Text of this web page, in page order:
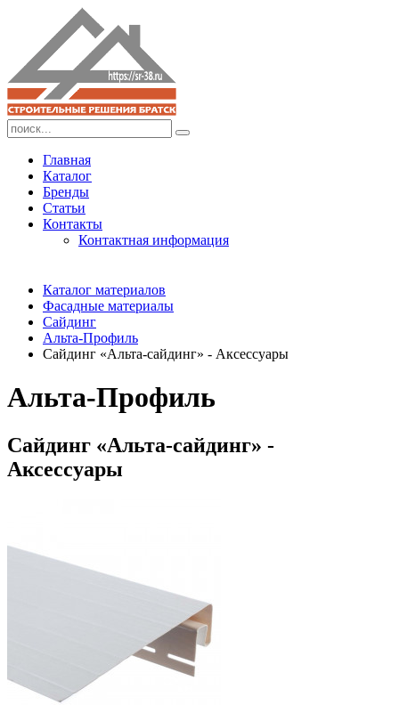
Главная
Каталог
Бренды
Статьи
Контакты
Контактная информация
Каталог материалов
Фасадные материалы
Сайдинг
Альта-Профиль
Сайдинг «Альта-сайдинг» - Аксессуары
Альта-Профиль
Сайдинг «Альта-сайдинг» -
Аксессуары